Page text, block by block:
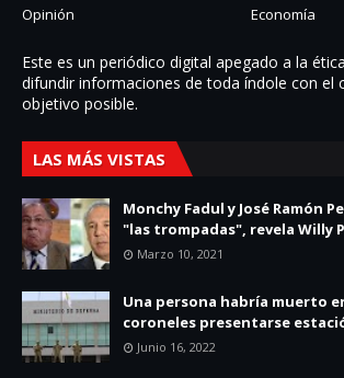
Opinión
Economía
Este es un periódico digital apegado a la
difundir informaciones de toda í­ndole con el
objetivo posible.
LAS MÁS VISTAS
Monchy Fadul y José Ramón
"las trompadas", revela Willy
Marzo 10, 2021
Una persona habría muerto
coroneles presentarse
Junio 16, 2022